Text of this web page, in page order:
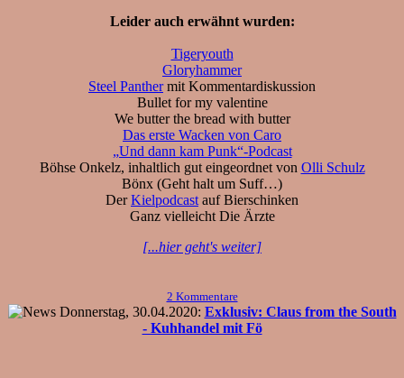
Leider auch erwähnt wurden:
Tigeryouth
Gloryhammer
Steel Panthermit Kommentardiskussion
Bullet for my valentine
We butter the bread with butter
Das erste Wacken von Caro
„Und dann kam Punk“-Podcast
Böhse Onkelz, inhaltlich gut eingeordnet von Olli Schulz
Bönx (Geht halt um Suff…)
DerKielpodcast auf Bierschinken
Ganz vielleicht Die Ärzte
[...hier geht's weiter]
2 Kommentare
Donnerstag, 30.04.2020: Exklusiv: Claus from the South
- Kuhhandel mit Fö